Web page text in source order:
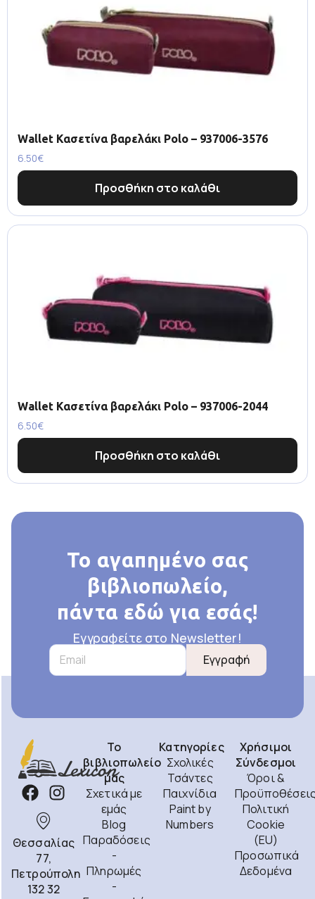
Wallet Κασετίνα βαρελάκι Polo – 937006-3576
6.50€
Προσθήκη στο καλάθι
Wallet Κασετίνα βαρελάκι Polo – 937006-2044
6.50€
Προσθήκη στο καλάθι
Το αγαπημένο σας
βιβλιοπωλείο,
πάντα εδώ για εσάς!
Εγγραφείτε στο Newsletter!
Εγγραφή
Θεσσαλίας
77,
Πετρούπολη
132 32
Το
βιβλιοπωλείο
μας
Σχετικά με
εμάς
Blog
Παραδόσεις
-
Πληρωμές
-
Κατηγορίες
Σχολικές
Τσάντες
Παιχνίδια
Paint by
Numbers
Χρήσιμοι
Σύνδεσμοι
Όροι &
Πολιτική
Cookie
(EU)
Προσωπικά
Δεδομένα